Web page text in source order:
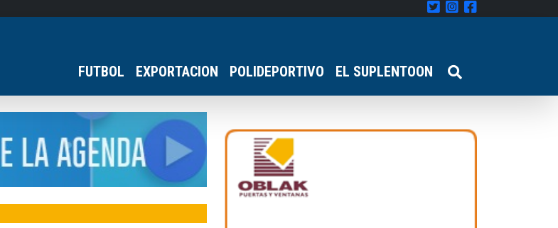
FUTBOL EXPORTACION POLIDEPORTIVO EL SUPLENTOON